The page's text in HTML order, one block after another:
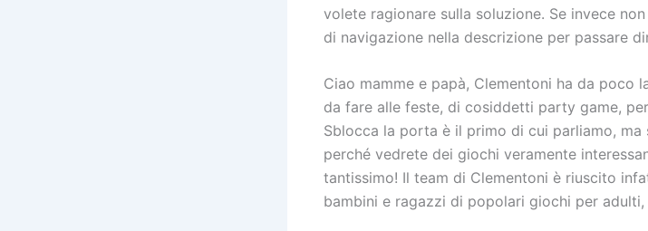
volete ragionare sulla soluzione. Se invece
di navigazione nella descrizione per passare
Ciao mamme e papà, Clementoni ha da poco
da fare alle feste, di cosiddetti party game,
Sblocca la porta è il primo di cui parliamo, ma
perché vedrete dei giochi veramente
tantissimo! Il team di Clementoni è riuscito
bambini e ragazzi di popolari giochi per